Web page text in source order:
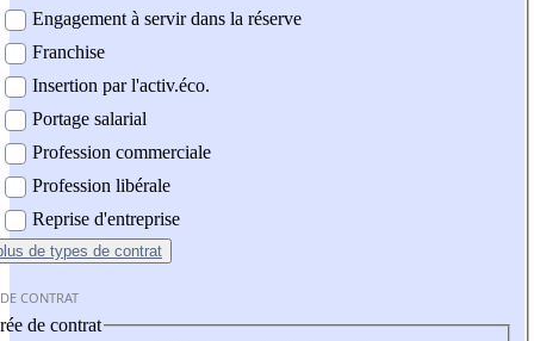
Engagement à servir dans la réserve
Franchise
Insertion par l'activ.éco.
Portage salarial
Profession commerciale
Profession libérale
Reprise d'entreprise
de types de contrat
CONTRAT
de contrat